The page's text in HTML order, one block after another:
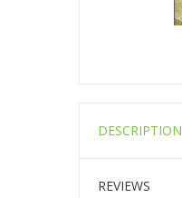
DESCRIPTION
REVIEWS